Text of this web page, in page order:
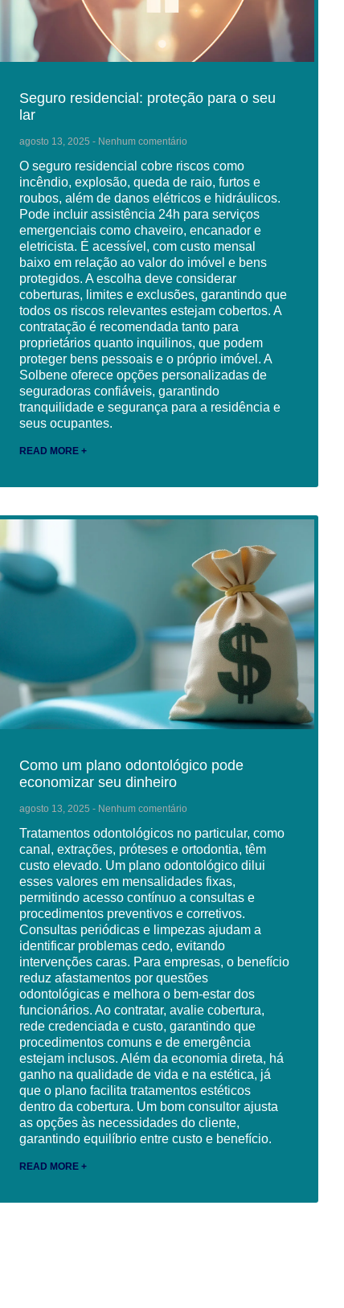
Seguro residencial: proteção para o seu
lar
agosto 13, 2025 Nenhum comentário
O seguro residencial cobre riscos como
incêndio, explosão, queda de raio, furtos e
roubos, além de danos elétricos e hidráulicos.
Pode incluir assistência 24h para serviços
emergenciais como chaveiro, encanador e
eletricista. É acessível, com custo mensal
baixo em relação ao valor do imóvel e bens
protegidos. A escolha deve considerar
coberturas, limites e exclusões, garantindo que
todos os riscos relevantes estejam cobertos. A
contratação é recomendada tanto para
proprietários quanto inquilinos, que podem
proteger bens pessoais e o próprio imóvel. A
Solbene oferece opções personalizadas de
seguradoras confiáveis, garantindo
tranquilidade e segurança para a residência e
seus ocupantes.
READ MORE +
Como um plano odontológico pode
economizar seu dinheiro
agosto 13, 2025 Nenhum comentário
Tratamentos odontológicos no particular, como
canal, extrações, próteses e ortodontia, têm
custo elevado. Um plano odontológico dilui
esses valores em mensalidades fixas,
permitindo acesso contínuo a consultas e
procedimentos preventivos e corretivos.
Consultas periódicas e limpezas ajudam a
identificar problemas cedo, evitando
intervenções caras. Para empresas, o benefício
reduz afastamentos por questões
odontológicas e melhora o bem-estar dos
funcionários. Ao contratar, avalie cobertura,
rede credenciada e custo, garantindo que
procedimentos comuns e de emergência
estejam inclusos. Além da economia direta, há
ganho na qualidade de vida e na estética, já
que o plano facilita tratamentos estéticos
dentro da cobertura. Um bom consultor ajusta
as opções às necessidades do cliente,
garantindo equilíbrio entre custo e benefício.
READ MORE +